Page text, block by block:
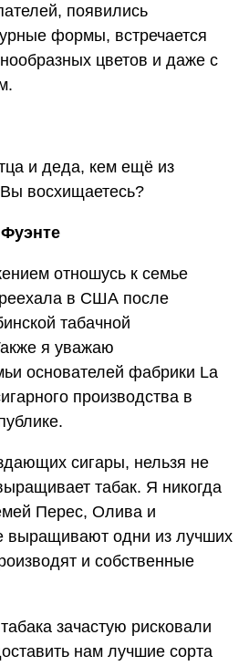
появились
формы, встречается
цветов и даже с
и деда, кем ещё из
восхищаетесь?
отношусь к семье
в США после
табачной
я уважаю
основателей фабрики La
производства в
сигары, нельзя не
табак. Я никогда
Перес, Олива и
выращивают одни из лучших
и собственные
зачастую рисковали
нам лучшие сорта